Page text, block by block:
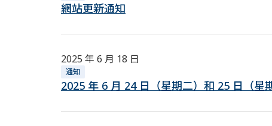
網站更新通知
2025 年 6 月 18 日
通知
2025 年 6 月 24 日（星期二）和 25 日（星